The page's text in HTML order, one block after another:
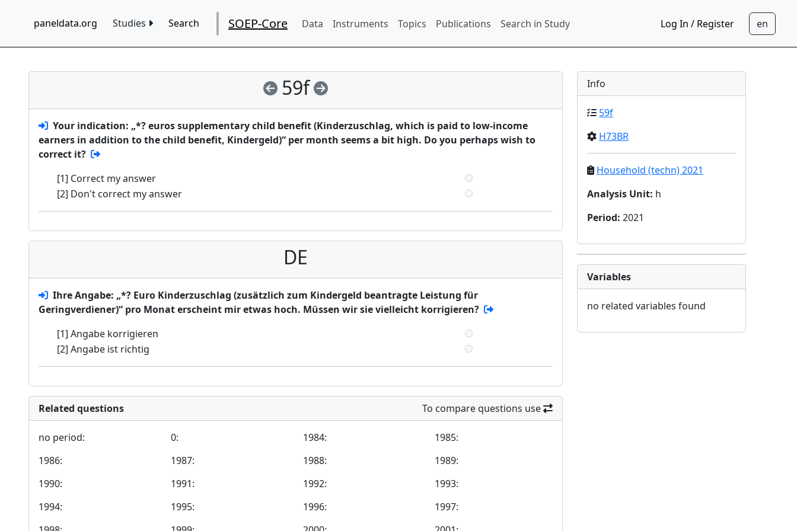
paneldata.org Studies Search SOEP-Core Data Instruments Topics Publications Search in Study Log In / Register
59f
Your indication: „*? euros supplementary child benefit (Kinderzuschlag, which is paid to low-income
earners in addition to the child benefit, Kindergeld)“ per month seems a bit high. Do you perhaps wish to
correct it?
[1] Correct my answer
[2] Don't correct my answer
DE
Ihre Angabe: „*? Euro Kinderzuschlag (zusätzlich zum Kindergeld beantragte Leistung für
Geringverdiener)“ pro Monat erscheint mir etwas hoch. Müssen wir sie vielleicht korrigieren?
[1] Angabe korrigieren
[2] Angabe ist richtig
Related questions To compare questions use
no period: 0: 1984:
1985:
1986:
1987: 1988:
1989:
1990:
1991: 1992:
1993:
1994:
1995: 1996:
1997:
Info
59f
H73BR
Household (techn) 2021
Analysis Unit: h
Period:2021
Variables
no related variables found